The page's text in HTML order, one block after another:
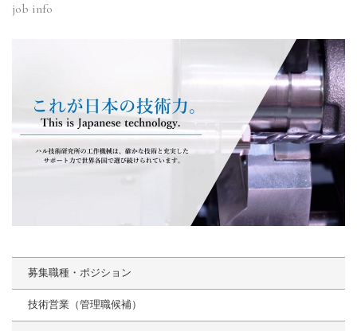
job info
募集職種・ポジション
技術営業（管理職候補）